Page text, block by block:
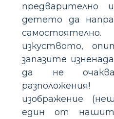
предварително
детето да
изкуството,
запазите
да не очаква
изображение
един от